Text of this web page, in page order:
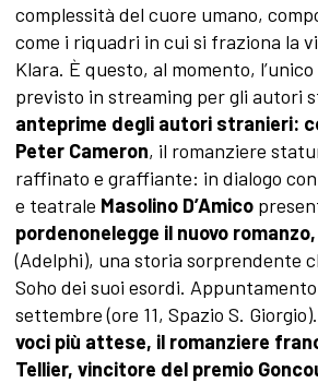
complessità del cuore umano,
come i riquadri in cui si fraziona la
Klara. È questo, al momento,
previsto in streaming per gli autori
anteprime degli autori stranieri:
Peter Cameron, il romanziere
raffinato e graffiante: in dialogo
e teatrale Masolino D’Amico
pordenonelegge il nuovo
(Adelphi), una storia sorprendente
Soho dei suoi esordi.
settembre (ore 11, Spazio S.
voci più attese, il romanziere
Tellier, vincitore del premio